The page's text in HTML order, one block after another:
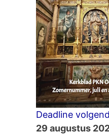
Deadline
29 augustus